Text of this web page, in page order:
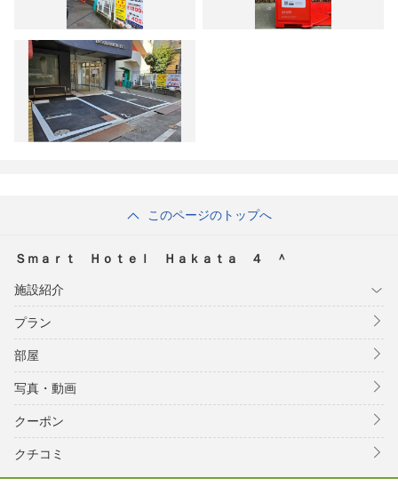
このページのトップへ
Ｓｍａｒｔ Ｈｏｔｅｌ Ｈａｋａｔａ ４ ＾
施設紹介
プラン
部屋
写真・動画
クーポン
クチコミ